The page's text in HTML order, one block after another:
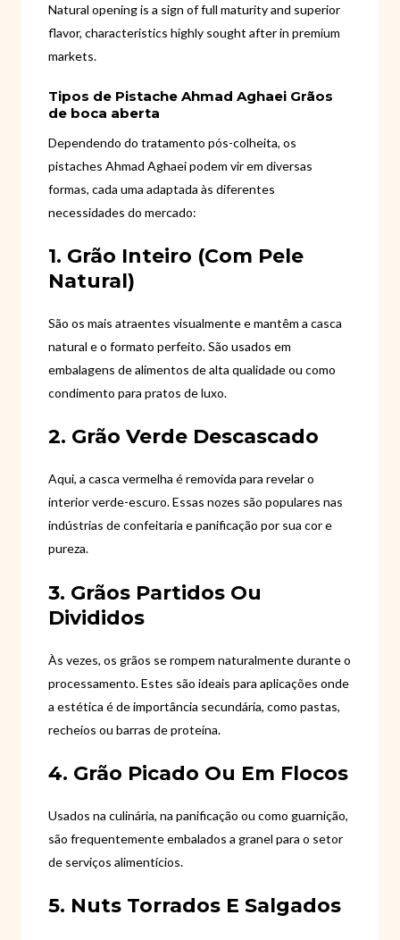
Natural opening is a sign of full maturity and superior
flavor, characteristics highly sought after in premium
markets.
Tipos de Pistache Ahmad Aghaei Grãos
de boca aberta
Dependendo do tratamento pós-colheita, os
pistaches Ahmad Aghaei podem vir em diversas
formas, cada uma adaptada às diferentes
necessidades do mercado:
1. Grão Inteiro (com Pele
Natural)
São os mais atraentes visualmente e mantêm a casca
natural e o formato perfeito. São usados ​​em
embalagens de alimentos de alta qualidade ou como
condimento para pratos de luxo.
2. Grão Verde Descascado
Aqui, a casca vermelha é removida para revelar o
interior verde-escuro. Essas nozes são populares nas
indústrias de confeitaria e panificação por sua cor e
pureza.
3. Grãos Partidos Ou
Divididos
Às vezes, os grãos se rompem naturalmente durante o
processamento. Estes são ideais para aplicações onde
a estética é de importância secundária, como pastas,
recheios ou barras de proteína.
4. Grão Picado Ou Em Flocos
Usados ​​na culinária, na panificação ou como guarnição,
são frequentemente embalados a granel para o setor
de serviços alimentícios.
5. Nuts Torrados E Salgados